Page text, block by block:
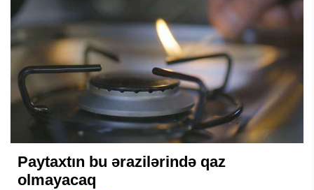
Paytaxtın bu ərazilərində qaz
olmayacaq